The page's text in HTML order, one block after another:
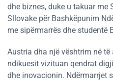
dhe biznes, duke u takuar me
Sllovake për Bashkëpunim
me sipërmarrës dhe studentë
Austria dha një vështrim në
ndikuesit vizituan qendrat
dhe inovacionin. Ndërmarrjet